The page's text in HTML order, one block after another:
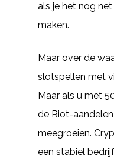
als je het nog
maken.
Maar over de
slotspellen met
Maar als u met
de Riot-
meegroeien.
een stabiel